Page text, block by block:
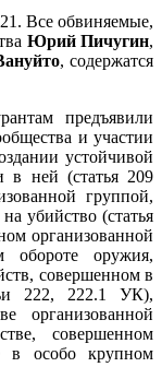
Все обвиняемые,
Юрий Пичугин,
, содержатся
предъявили
и участии
устойчивой
в ней (статья 209
группой,
убийство (статья
организованной
обороте оружия,
совершенном в
222, 222.1 УК),
организованной
совершенном
в особо крупном